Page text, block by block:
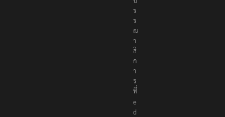
ร
ร
ณ
า
ธิ
ก
า
ร
ที่
e
d